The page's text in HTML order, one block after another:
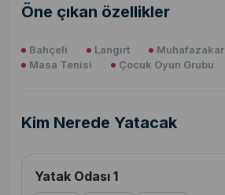
Öne çıkan özellikler
Bahçeli Langırt
Muhafazakar
Masa Tenisi
Çocuk Oyun Grubu
Kim Nerede Yatacak
Yatak Odası 1